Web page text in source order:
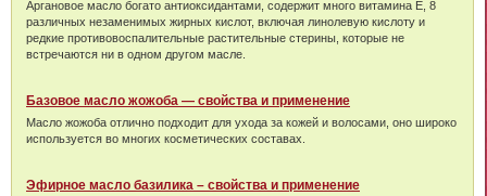
Аргановое масло богато антиоксидантами, содержит много витамина Е, 8
различных незаменимых жирных кислот, включая линолевую кислоту и
редкие противовоспалительные растительные стерины, которые не
встречаются ни в одном другом масле.
Базовое масло жожоба — свойства и применение
Масло жожоба отлично подходит для ухода за кожей и волосами, оно широко
используется во многих косметических составах.
Эфирное масло базилика – свойства и применение